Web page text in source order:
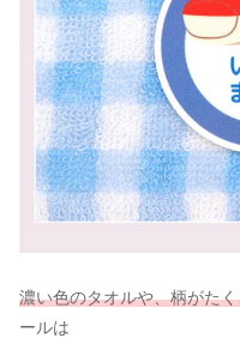
濃い色のタオルや、柄がた
ールは